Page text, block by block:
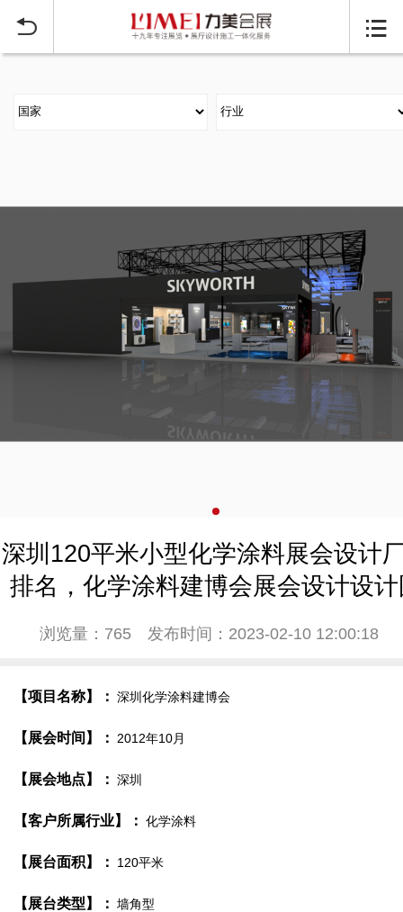
 
深圳120平米小型化学涂料展会设计
排名，化学涂料建博会展会设计设
浏览量：765 发布时间：2023-02-10 12:00:18
【项目名称】： 深圳化学涂料建博会
【展会时间】： 2012年10月
【展会地点】： 深圳
【客户所属行业】： 化学涂料
【展台面积】： 120平米
【展台类型】： 墙角型